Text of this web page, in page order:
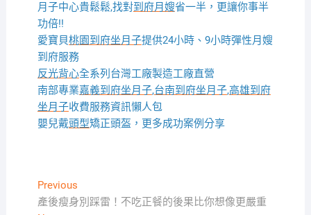
月子中心貴鬆鬆,找對到府月嫂省一半，更讓你事半
功倍!!
愛寶貝桃園到府坐月子提供24小時、9小時彈性月嫂
到府服務
反光背心全系列台灣工廠製造工廠直營
南部專業嘉義到府坐月子,台南到府坐月子,高雄到府
坐月子收費服務資訊懶人包
嬰兒戴頭型矯正頭盔，更多成功案例分享
文
章
PreviousPrevious
post:
產後瘦身別踩雷！不吃正餐的後果比你想像更嚴重